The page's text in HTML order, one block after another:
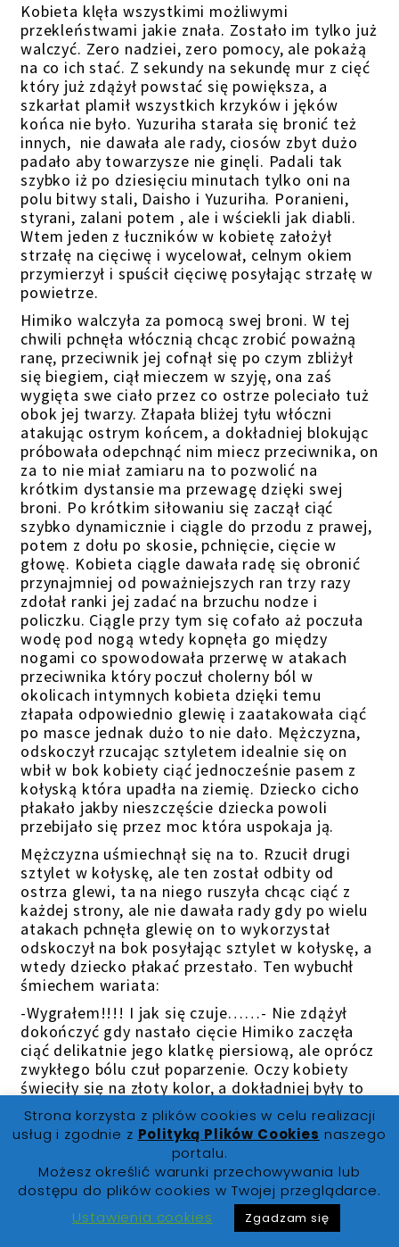
Kobieta klęła wszystkimi możliwymi
przekleństwami jakie znała. Zostało im tylko już
walczyć. Zero nadziei, zero pomocy, ale pokażą
na co ich stać. Z sekundy na sekundę mur z cięć
który już zdążył powstać się powiększa, a
szkarłat plamił wszystkich krzyków i jęków
końca nie było. Yuzuriha starała się bronić też
innych, nie dawała ale rady, ciosów zbyt dużo
padało aby towarzysze nie ginęli. Padali tak
szybko iż po dziesięciu minutach tylko oni na
polu bitwy stali, Daisho i Yuzuriha. Poranieni,
styrani, zalani potem , ale i wściekli jak diabli.
Wtem jeden z łuczników w kobietę założył
strzałę na cięciwę i wycelował, celnym okiem
przymierzył i spuścił cięciwę posyłając strzałę w
powietrze.
Himiko walczyła za pomocą swej broni. W tej
chwili pchnęła włócznią chcąc zrobić poważną
ranę, przeciwnik jej cofnął się po czym zbliżył
się biegiem, ciął mieczem w szyję, ona zaś
wygięta swe ciało przez co ostrze poleciało tuż
obok jej twarzy. Złapała bliżej tyłu włóczni
atakując ostrym końcem, a dokładniej blokując
próbowała odepchnąć nim miecz przeciwnika, on
za to nie miał zamiaru na to pozwolić na
krótkim dystansie ma przewagę dzięki swej
broni. Po krótkim siłowaniu się zaczął ciąć
szybko dynamicznie i ciągle do przodu z prawej,
potem z dołu po skosie, pchnięcie, cięcie w
głowę. Kobieta ciągle dawała radę się obronić
przynajmniej od poważniejszych ran trzy razy
zdołał ranki jej zadać na brzuchu nodze i
policzku. Ciągle przy tym się cofało aż poczuła
wodę pod nogą wtedy kopnęła go między
nogami co spowodowała przerwę w atakach
przeciwnika który poczuł cholerny ból w
okolicach intymnych kobieta dzięki temu
złapała odpowiednio glewię i zaatakowała ciąć
po masce jednak dużo to nie dało. Mężczyzna,
odskoczył rzucając sztyletem idealnie się on
wbił w bok kobiety ciąć jednocześnie pasem z
kołyską która upadła na ziemię. Dziecko cicho
płakało jakby nieszczęście dziecka powoli
przebijało się przez moc która uspokaja ją.
Mężczyzna uśmiechnął się na to. Rzucił drugi
sztylet w kołyskę, ale ten został odbity od
ostrza glewi, ta na niego ruszyła chcąc ciąć z
każdej strony, ale nie dawała rady gdy po wielu
atakach pchnęła glewię on to wykorzystał
odskoczył na bok posyłając sztylet w kołyskę, a
wtedy dziecko płakać przestało. Ten wybuchł
śmiechem wariata:
-Wygrałem!!!! I jak się czuje……- Nie zdążył
dokończyć gdy nastało cięcie Himiko zaczęła
ciąć delikatnie jego klatkę piersiową, ale oprócz
zwykłego bólu czuł poparzenie. Oczy kobiety
świeciły się na złoty kolor, a dokładniej były to
dwie kule światła, a ostrze jakby samo
wytwarzało światło jak cięła, oszalała zasypując
wroga dziesiątkami cięć. Co jednak tylko bawiło
mężczyznę, wyrzucił miecz i wziął dwie bronie
które wyglądały jakby połówka sierpa był
przymocowany do trzonka drewnianego. Oba na
zaświeciły się czerń. Po czym zaczął bronić się
nimi przed ostrzami kobiety przy każdym
Strona korzysta z plików cookies w celu realizacji
usług i zgodnie z Polityką Plików Cookies naszego
portalu.
Możesz określić warunki przechowywania lub
dostępu do plików cookies w Twojej przeglądarce.
Ustawienia cookies
Zgadzam się